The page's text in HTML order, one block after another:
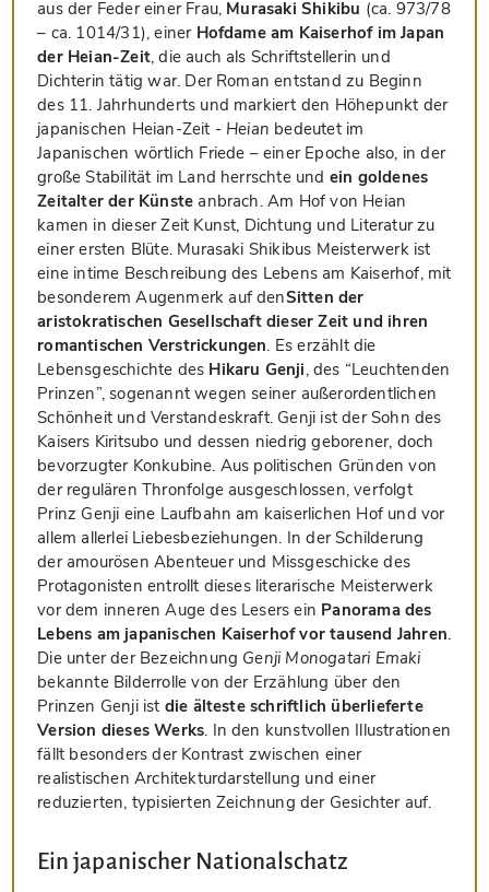
aus der Feder einer Frau, Murasaki Shikibu (ca. 973/78
– ca. 1014/31), einer Hofdame am Kaiserhof im Japan
der Heian-Zeit, die auch als Schriftstellerin und
Dichterin tätig war. Der Roman entstand zu Beginn
des 11. Jahrhunderts und markiert den Höhepunkt der
japanischen Heian-Zeit - Heian bedeutet im
Japanischen wörtlich Friede – einer Epoche also, in der
große Stabilität im Land herrschte und ein goldenes
Zeitalter der Künste anbrach. Am Hof von Heian
kamen in dieser Zeit Kunst, Dichtung und Literatur zu
einer ersten Blüte. Murasaki Shikibus Meisterwerk ist
eine intime Beschreibung des Lebens am Kaiserhof, mit
besonderem Augenmerk auf denSitten der
aristokratischen Gesellschaft dieser Zeit und ihren
romantischen Verstrickungen. Es erzählt die
Lebensgeschichte des Hikaru Genji, des “Leuchtenden
Prinzen”, sogenannt wegen seiner außerordentlichen
Schönheit und Verstandeskraft. Genji ist der Sohn des
Kaisers Kiritsubo und dessen niedrig geborener, doch
bevorzugter Konkubine. Aus politischen Gründen von
der regulären Thronfolge ausgeschlossen, verfolgt
Prinz Genji eine Laufbahn am kaiserlichen Hof und vor
allem allerlei Liebesbeziehungen. In der Schilderung
der amourösen Abenteuer und Missgeschicke des
Protagonisten entrollt dieses literarische Meisterwerk
vor dem inneren Auge des Lesers ein Panorama des
Lebens am japanischen Kaiserhof vor tausend Jahren.
Die unter der Bezeichnung Genji Monogatari Emaki
bekannte Bilderrolle von der Erzählung über den
Prinzen Genji ist die älteste schriftlich überlieferte
Version dieses Werks. In den kunstvollen Illustrationen
fällt besonders der Kontrast zwischen einer
realistischen Architekturdarstellung und einer
reduzierten, typisierten Zeichnung der Gesichter auf.
Ein japanischer Nationalschatz